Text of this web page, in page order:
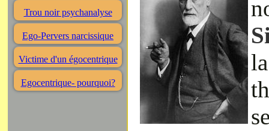
Trou noir psychanalyse
Ego-Pervers narcissique
Victime d'un égocentrique
Egocentrique- pourquoi?